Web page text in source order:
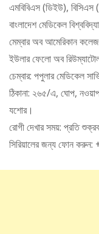
এমবিবিএস (ডিইউ), বিসিএস
বাংলাদেশ মেডিকেল
মেম্বার অব আমেরিকান
ইউলার ফেলো অব
চেম্বার: পপুলার মেডিকেল
ঠিকানা: ২৬৫/এ, ঘোপ,
যশোর।
রোগী দেখার সময়: প্রতি
সিরিয়ালের জন্য ফোন